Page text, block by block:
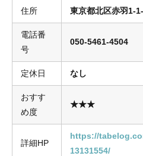
住所 東京都北区赤羽1-
電話番
号
050-5461-4504
定休日 なし
おすす
め度
★★★
詳細HP
https://
13131554/